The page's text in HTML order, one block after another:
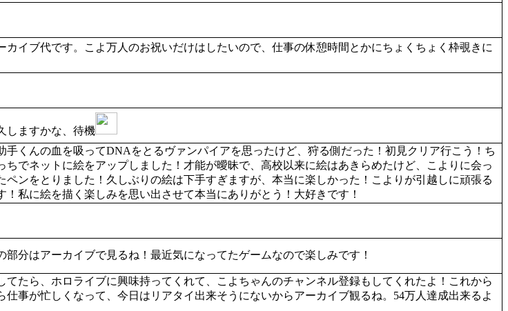
カイブ代です。こよ万人のお祝いだけはしたいので、仕事の休憩時間とかにちょくちょく枠覗きに
しますかな、待機
手くんの血を吸ってDNAをとるヴァンパイアを思ったけど、狩る側だった！初見クリア行こう！ち
ちでネットに絵をアップしました！才能が曖昧で、高校以来に絵はあきらめたけど、こよりに会っ
ペンをとりました！久しぶりの絵は下手すぎますが、本当に楽しかった！こよりが引越しに頑張る
！私に絵を描く楽しみを思い出させて本当にありがとう！大好きです！
分はアーカイブで見るね！最近気になってたゲームなので楽しみです！
てたら、ホロライブに興味持ってくれて、こよちゃんのチャンネル登録もしてくれたよ！これから
仕事が忙しくなって、今日はリアタイ出来そうにないからアーカイブ観るね。54万人達成出来るよ